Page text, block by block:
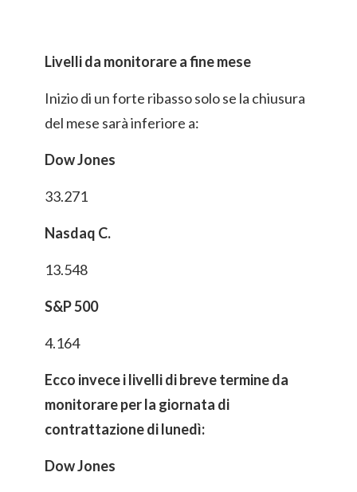
Livelli da monitorare a fine mese
Inizio di un forte ribasso solo se la chiusura
del mese sarà inferiore a:
Dow Jones
33.271
Nasdaq C.
13.548
S&P 500
4.164
Ecco invece i livelli di breve termine da
monitorare per la giornata di
contrattazione di lunedì:
Dow Jones